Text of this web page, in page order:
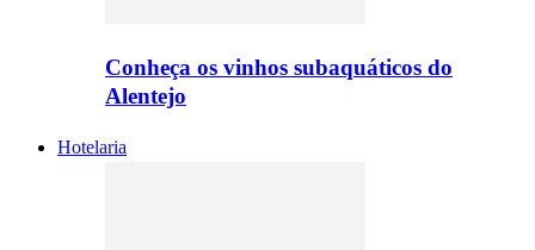
Conheça os vinhos subaquáticos do
Alentejo
Hotelaria